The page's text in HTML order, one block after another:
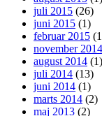
juli 2015 (26)
juni 2015 (1)
februar 2015
november 2014
august 2014 (1)
juli 2014 (13)
juni 2014 (1)
marts 2014 (2)
maj 2013 (2)